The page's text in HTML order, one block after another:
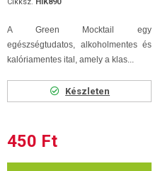
A Green Mocktail egy
egészségtudatos, alkoholmentes és
kalóriamentes ital, amely a klas...
Készleten
450 Ft